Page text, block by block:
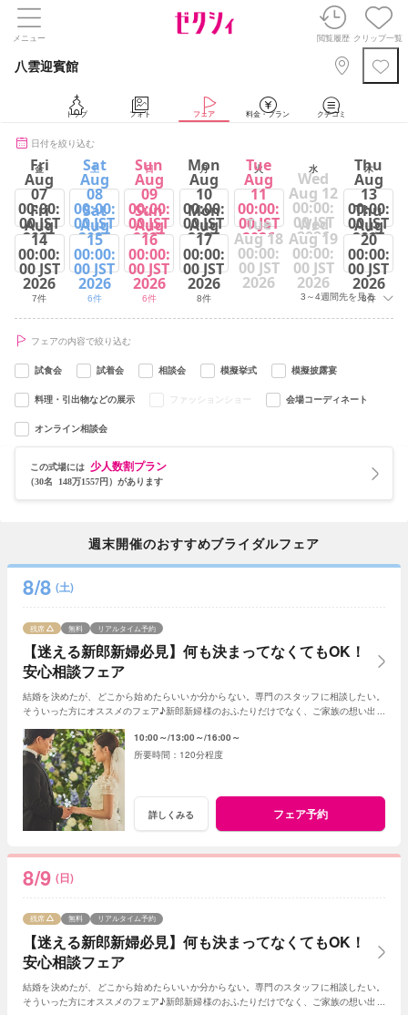
メニュー 閲覧履歴 クリップ一覧
八雲迎賓館
トップ フォト フェア 料金・プラン クチコミ
日付を絞り込む
金 土 日 月 火 水 木
Fri
Aug
07
00:00:
00 JST
2026
7件
Sat
Aug
08
00:00:
00 JST
2026
6件
Sun
Aug
09
00:00:
00 JST
2026
6件
Mon
Aug
10
00:00:
00 JST
2026
8件
Tue
Aug
11
00:00:
00 JST
2026
6件
Wed
Aug 12
00:00:
00 JST
2026
Thu
Aug
13
00:00:
00 JST
2026
8件
Fri
Aug
14
00:00:
00 JST
2026
7件
Sat
Aug
15
00:00:
00 JST
2026
6件
Sun
Aug
16
00:00:
00 JST
2026
6件
Mon
Aug
17
00:00:
00 JST
2026
8件
Tue
Aug 18
00:00:
00 JST
2026
Wed
Aug 19
00:00:
00 JST
2026
Thu
Aug
20
00:00:
00 JST
2026
8件
3～4週間先を見る
フェアの内容で絞り込む
試食会 試着会 相談会 模擬挙式 模擬披露宴
料理・引出物などの展示 ファッションショー 会場コーディネート
オンライン相談会
この式場には 少人数割プラン
（30名 148万1557円）があります
週末開催のおすすめブライダルフェア
8/8 (土)
【迷える新郎新婦必見】何も決まってなくてもOK！
安心相談フェア
残席 無料 リアルタイム予約
結婚を決めたが、どこから始めたらいいか分からない。専門のスタッフに相談したい。
そういった方にオススメのフェア♪新郎新婦様のおふたりだけでなく、ご家族の想い出に
10:00～ 13:00～ 16:00～
120分程度
詳しくみる フェア予約
8/9 (日)
【迷える新郎新婦必見】何も決まってなくてもOK！
安心相談フェア
残席 無料 リアルタイム予約
結婚を決めたが、どこから始めたらいいか分からない。専門のスタッフに相談したい。
そういった方にオススメのフェア♪新郎新婦様のおふたりだけでなく、ご家族の想い出に